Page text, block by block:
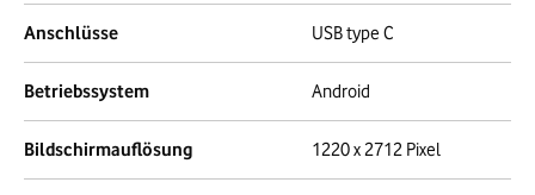
Anschlüsse USB type C
Betriebssystem Android
Bildschirmauflösung 1220 x 2712 Pixel